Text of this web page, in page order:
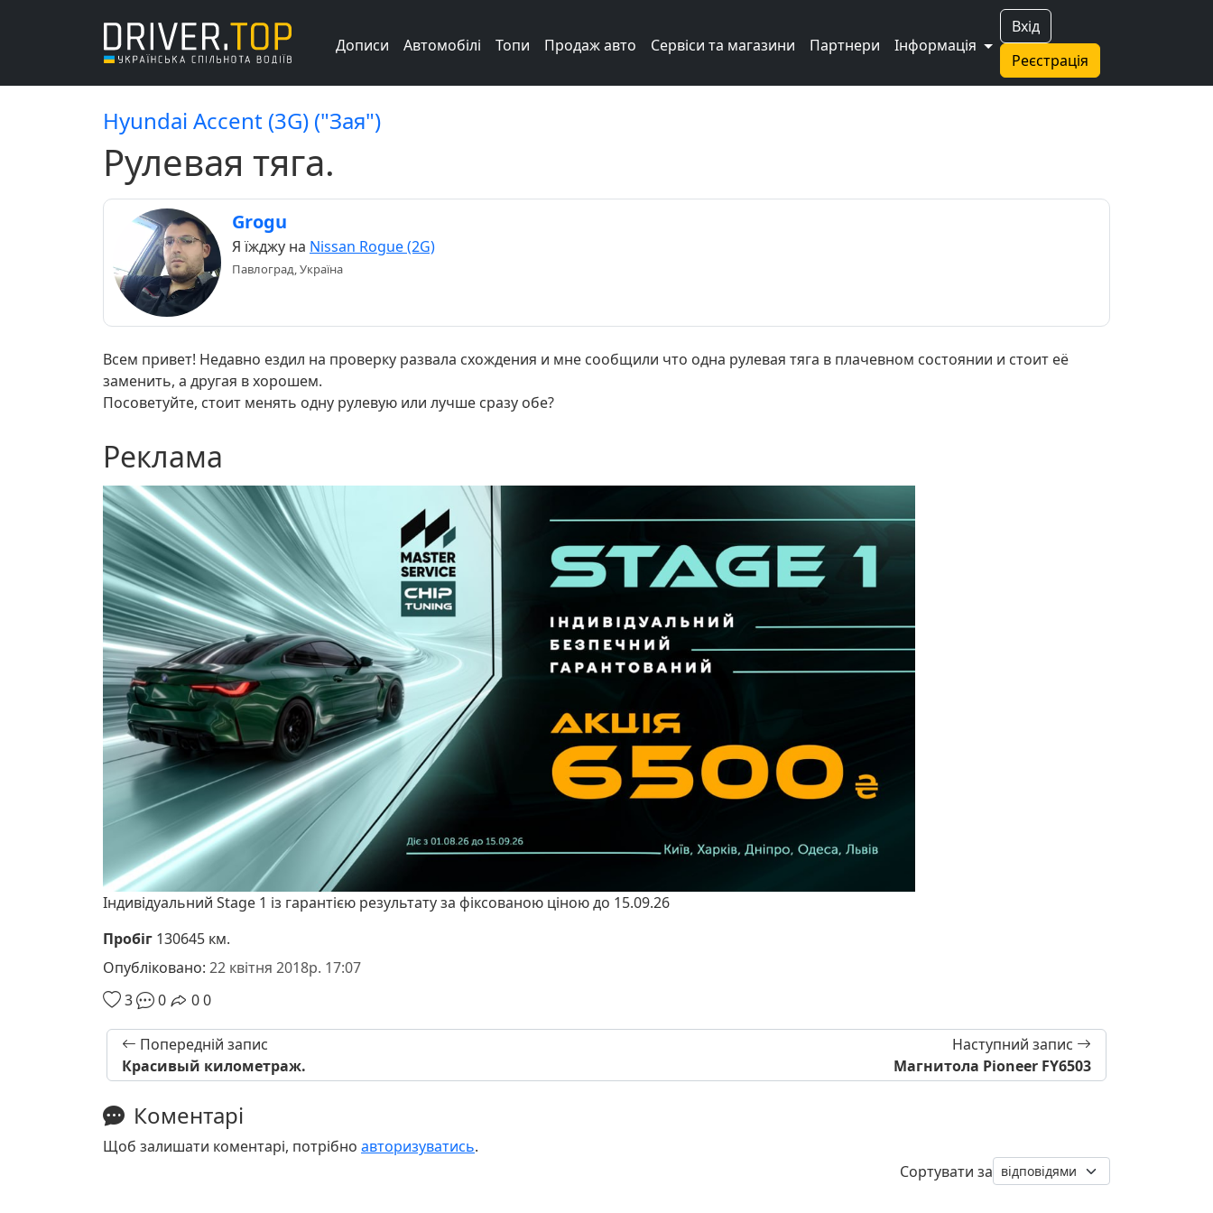
Вхід
Реєстрація
Дописи Автомобілі Топи Продаж авто Сервіси та магазини Партнери Інформація
Hyundai Accent (3G) ("Зая")
Рулевая тяга.
Grogu
Я їжджу на Nissan Rogue (2G)
Павлоград, Україна
Всем привет! Недавно ездил на проверку развала схождения и мне сообщили что одна рулевая тяга в плачевном состоянии и стоит её
заменить, а другая в хорошем.
Посоветуйте, стоит менять одну рулевую или лучше сразу обе?
Реклама
Індивідуальний Stage 1 із гарантією результату за фіксованою ціною до 15.09.26
Пробіг 130645 км.
Опубліковано: 22 квітня 2018р. 17:07
3
0 00
Попередній запис
Красивый километраж.
Наступний запис
Магнитола Pioneer FY6503
Коментарі
Щоб залишати коментарі, потрібно авторизуватись.
Сортувати за